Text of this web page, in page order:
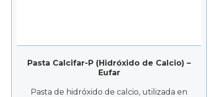
Pasta Calcifar-P (Hidróxido de Calcio) –
Eufar
Pasta de hidróxido de calcio, utilizada en